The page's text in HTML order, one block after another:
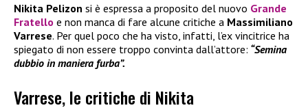
Nikita Pelizon si è espressa a proposito del nuovo Grande
Fratello e non manca di fare alcune critiche a Massimiliano
Varrese. Per quel poco che ha visto, infatti, l’ex vincitrice ha
spiegato di non essere troppo convinta dall’attore: “Semina
dubbio in maniera furba”.
Varrese, le critiche di Nikita